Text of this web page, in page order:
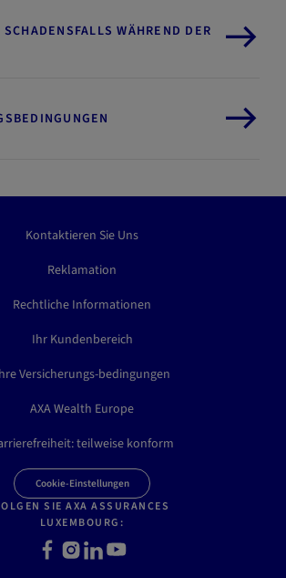
WÄHREND DER
Kontaktieren Sie Uns
Reklamation
Rechtliche Informationen
Ihr Kundenbereich
Versicherungs-bedingungen
AXA Wealth Europe
teilweise konform
Cookie-Einstellungen
SIE AXA ASSURANCES
LUXEMBOURG:
F
I
L
Y